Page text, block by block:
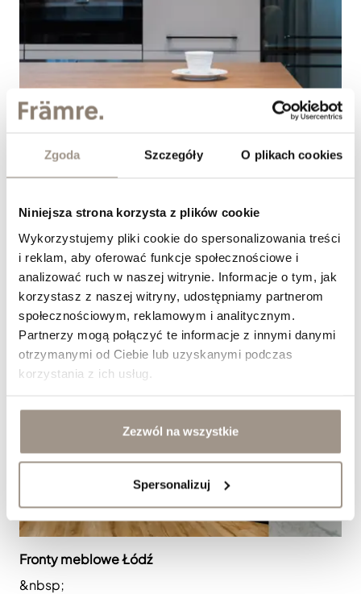
Zgoda Szczegóły O plikach cookies
Niniejsza strona korzysta z plików cookie
Wykorzystujemy pliki cookie do spersonalizowania treści
i reklam, aby oferować funkcje społecznościowe i
analizować ruch w naszej witrynie. Informacje o tym, jak
korzystasz z naszej witryny, udostępniamy partnerom
społecznościowym, reklamowym i analitycznym.
Partnerzy mogą połączyć te informacje z innymi danymi
otrzymanymi od Ciebie lub uzyskanymi podczas
korzystania z ich usług.
Zezwól na wszystkie
Spersonalizuj
Jak dobrać fronty meblowe do kuchni w stylu
&nbsp;
Fronty meblowe Łódź
&nbsp;